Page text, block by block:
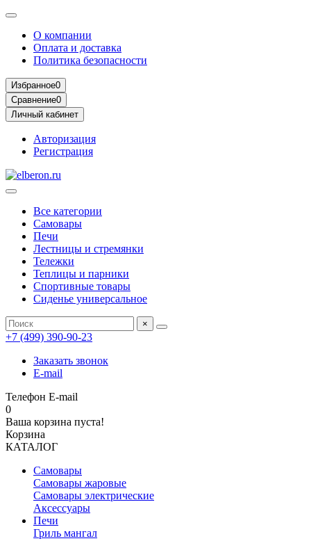
О компании
Оплата и доставка
Политика безопасности
Избранное0
Сравнение0
Личный кабинет
Авторизация
Регистрация
Все категории
Самовары
Печи
Лестницы и стремянки
Тележки
Теплицы и парники
Спортивные товары
Сиденье универсальное
×
+7 (499) 390‑90‑23
Заказать звонок
E-mail
Телефон E-mail
0
Ваша корзина пуста!
Корзина
КАТАЛОГ
Самовары
Самовары жаровые
Самовары электрические
Аксессуары
Печи
Гриль мангал